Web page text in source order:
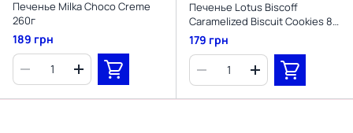
Печенье Milka Choco Creme
260г
189 грн
Печенье Lotus Biscoff
Caramelized Biscuit Cookies 8 х
2шт
179 грн